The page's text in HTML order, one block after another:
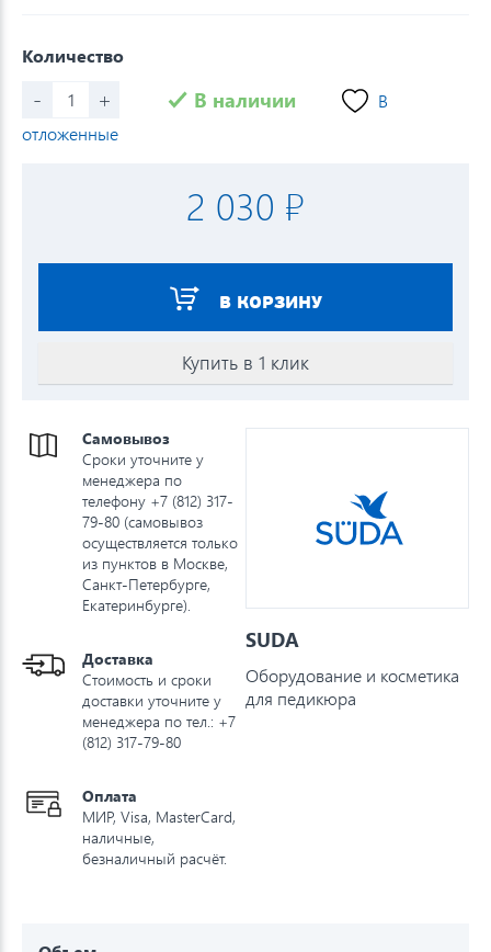
Количество
- + В наличии
В
отложенные
2 030 ₽
В КОРЗИНУ
Купить в 1 клик
Самовывоз
Сроки уточните у
менеджера по
телефону +7 (812) 317-
79-80 (самовывоз
осуществляется только
из пунктов в Москве,
Санкт-Петербурге,
Екатеринбурге).
Доставка
Стоимость и сроки
доставки уточните у
менеджера по тел.: +7
(812) 317-79-80
Оплата
МИР, Visa, MasterCard,
наличные,
безналичный расчёт.
SUDA
Оборудование и косметика
для педикюра